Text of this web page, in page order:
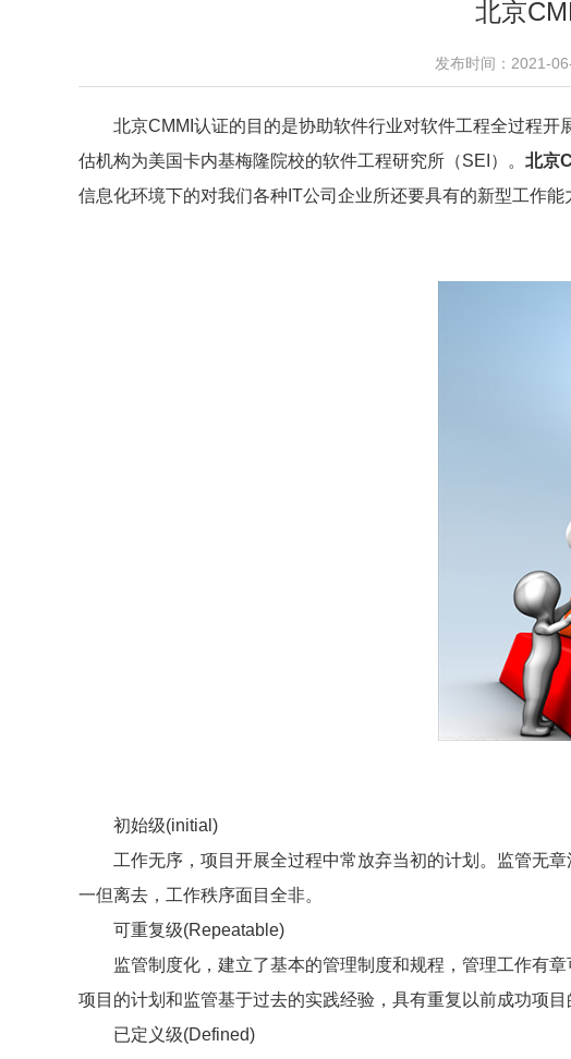
北京
发布时间：2021-
北京CMMI认证的目的是协助软件行业对软件工程全过程开
估机构为美国卡内基梅隆院校的软件工程研究所（SEI）。 北京
信息化环境下的对我们各种IT公司企业所还要具有的新型工作能
初始级(initial)
工作无序，项目开展全过程中常放弃当初的计划。监管无章
一但离去，工作秩序面目全非。
可重复级(Repeatable)
监管制度化，建立了基本的管理制度和规程，管理工作有章
项目的计划和监管基于过去的实践经验，具有重复以前成功项目
已定义级(Defined)